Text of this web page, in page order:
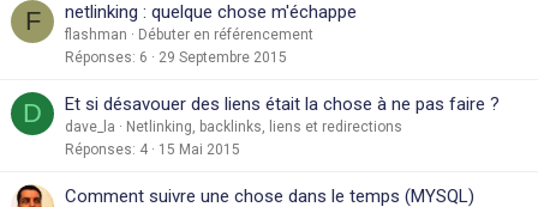
F netlinking : quelque chose m'échappe
flashman
Débuter en référencement
Réponses 6 29 Septembre 2015
D Et si désavouer des liens était la chose à ne pas faire ?
dave_la
Netlinking, backlinks, liens et redirections
Réponses 4 15 Mai 2015
Comment suivre une chose dans le temps (MYSQL)